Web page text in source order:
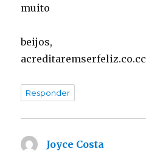
muito
beijos,
acreditaremserfeliz.co.cc
Responder
Joyce Costa